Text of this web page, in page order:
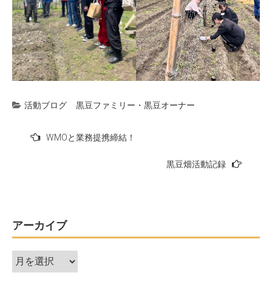
活動ブログ 黒豆ファミリー・黒豆オーナー
ー
シ
ョ
WMOと業務提携締結！
黒豆畑活動記録
アーカイブ
ア
ー